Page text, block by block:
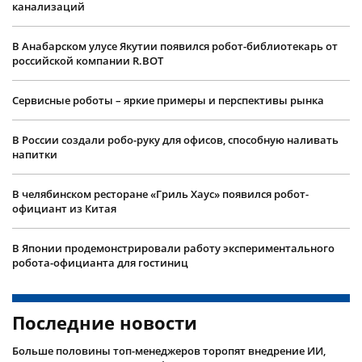
канализаций
В Анабарском улусе Якутии появился робот-библиотекарь от
российской компании R.BOT
Сервисные роботы – яркие примеры и перспективы рынка
В России создали робо-руку для офисов, способную наливать
напитки
В челябинском ресторане «Гриль Хаус» появился робот-
официант из Китая
В Японии продемонстрировали работу экспериментального
робота-официанта для гостиниц
Последние новости
Больше половины топ-менеджеров торопят внедрение ИИ,